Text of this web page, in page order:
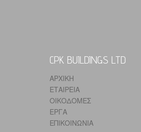
CPK BUILDINGS LTD
ΑΡΧΙΚΗ
ΕΤΑΙΡΕΙΑ
ΟΙΚΟΔΟΜΕΣ
ΕΡΓΑ
ΕΠΙΚΟΙΝΩΝΙΑ